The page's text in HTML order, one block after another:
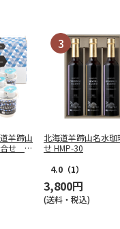
羊蹄山
せ M
北海道羊蹄山名水珈
せ HMP-30
4.0 （1）
3,800円
(送料・税込)